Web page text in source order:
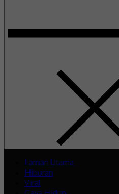
Laman Utama
Hiburan
Viral